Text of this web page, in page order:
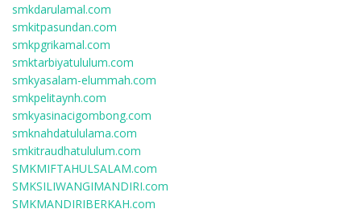
smkdarulamal.com
smkitpasundan.com
smkpgrikamal.com
smktarbiyatululum.com
smkyasalam-elummah.com
smkpelitaynh.com
smkyasinacigombong.com
smknahdatululama.com
smkitraudhatululum.com
SMKMIFTAHULSALAM.com
SMKSILIWANGIMANDIRI.com
SMKMANDIRIBERKAH.com